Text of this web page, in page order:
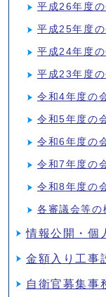
平成26年度
平成25年度
平成24年度
平成23年度
令和4年度の
令和5年度の
令和6年度の
令和7年度の
令和8年度の
各審議会等の
情報公開・個
金額入り工事
自衛官募集事